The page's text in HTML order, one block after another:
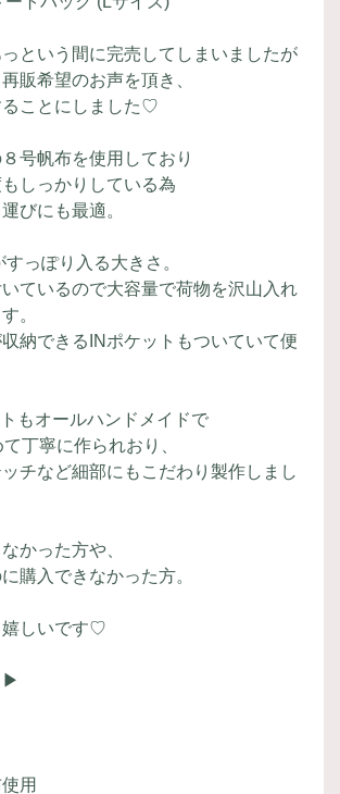
という間に完売してしまいましたが
販希望のお声を頂き、
ることにしました♡
号帆布を使用しており
しっかりしている為
びにも最適。
っぽり入る大きさ。
ているので大容量で荷物を沢山入れ
。
納できるINポケットもついていて便
もオールハンドメイドで
丁寧に作られおり、
チなど細部にもこだわり製作しまし
かった方や、
購入できなかった方。
嬉しいです♡
用